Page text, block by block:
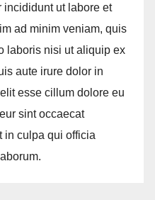
incididunt ut labore et
ad minim veniam, quis
laboris nisi ut aliquip ex
aute irure dolor in
esse cillum dolore eu
sint occaecat
in culpa qui officia